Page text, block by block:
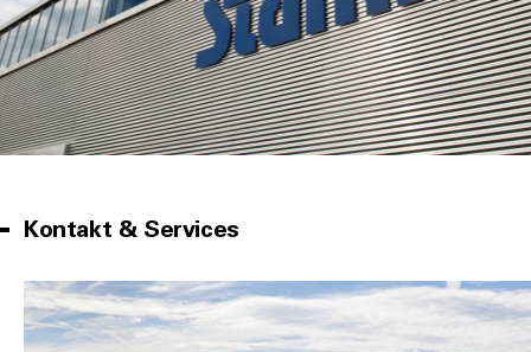
Kontakt & Services